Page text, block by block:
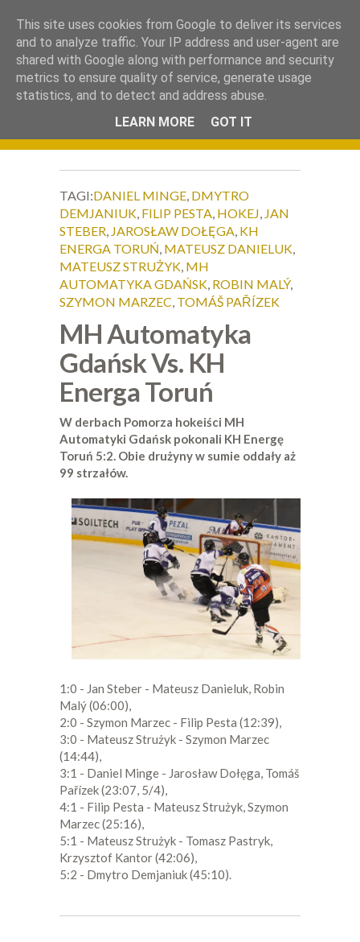
Okiem Obiektywu.
TAGI:DANIEL MINGE, DMYTRO
DEMJANIUK, FILIP PESTA, HOKEJ, JAN
STEBER, JAROSŁAW DOŁĘGA, KH
ENERGA TORUŃ, MATEUSZ DANIELUK,
MATEUSZ STRUŻYK, MH
AUTOMATYKA GDAŃSK, ROBIN MALÝ,
SZYMON MARZEC, TOMÁŠ PAŘÍZEK
MH Automatyka
Gdańsk Vs. KH
Energa Toruń
W derbach Pomorza hokeiści MH
Automatyki Gdańsk pokonali KH Energę
Toruń 5:2. Obie drużyny w sumie oddały aż
99 strzałów.
1:0 - Jan Steber - Mateusz Danieluk, Robin
Malý (06:00),
2:0 - Szymon Marzec - Filip Pesta (12:39),
3:0 - Mateusz Strużyk - Szymon Marzec
(14:44),
3:1 - Daniel Minge - Jarosław Dołęga, Tomáš
Pařízek (23:07, 5/4),
4:1 - Filip Pesta - Mateusz Strużyk, Szymon
Marzec (25:16),
5:1 - Mateusz Strużyk - Tomasz Pastryk,
Krzysztof Kantor (42:06),
5:2 - Dmytro Demjaniuk (45:10).
This site uses cookies from Google to deliver its services
and to analyze traffic. Your IP address and user-agent are
shared with Google along with performance and security
metrics to ensure quality of service, generate usage
statistics, and to detect and address abuse.
LEARN MORE
GOT IT